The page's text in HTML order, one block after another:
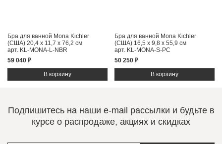
Бра для ванной Mona Kichler
(США) 20,4 x 11,7 x 76,2 см
арт. KL-MONA-L-NBR
59 040 ₽
Бра для ванной Mona Kichler
(США) 16,5 x 9,8 x 55,9 см
арт. KL-MONA-S-PC
50 250 ₽
Подпишитесь на наши e-mail рассылки и будьте в
курсе о распродаже, акциях и скидках